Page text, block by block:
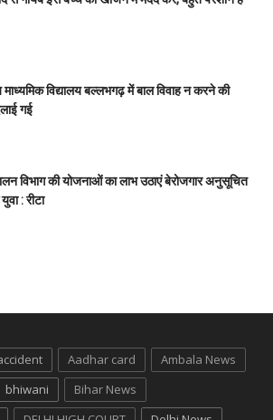
माध्यमिक विद्यालय बल्लभगढ़ में बाल विवाह न करने की
गई
विभाग की योजनाओं का लाभ उठाएं बेरोजगार अनुसूचित
: रीटा
Aadhar card
Ambala News
bhiwani
Bihar News